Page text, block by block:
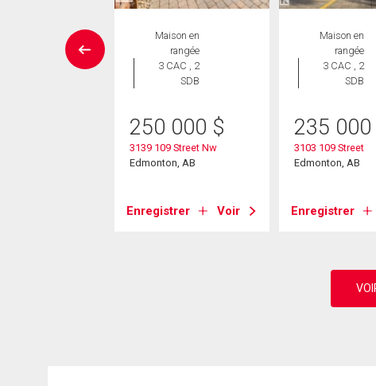
Maison en
rangée
3 CAC , 2
SDB
250 000 $
3139 109 Street Nw
Edmonton, AB
Enregistrer Voir
Maison en
rangée
3 CAC , 2
SDB
235 000
3103 109 Street
Edmonton, AB
Enregistrer